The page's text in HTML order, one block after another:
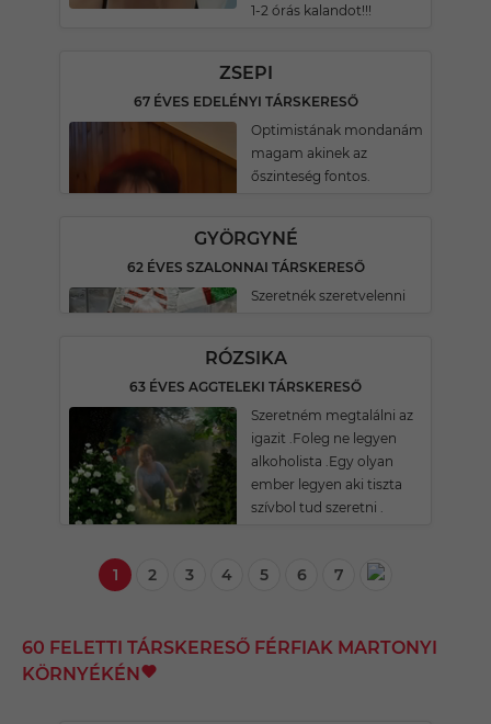
1-2 órás kalandot!!!
ZSEPI
67 ÉVES EDELÉNYI TÁRSKERESŐ
Optimistának mondanám
magam akinek az
őszinteség fontos.
GYÖRGYNÉ
62 ÉVES SZALONNAI TÁRSKERESŐ
Szeretnék szeretvelenni
RÓZSIKA
63 ÉVES AGGTELEKI TÁRSKERESŐ
Szeretném megtalálni az
igazit .Foleg ne legyen
alkoholista .Egy olyan
ember legyen aki tiszta
szívbol tud szeretni .
1 2 3 4 5 6 7
60 FELETTI TÁRSKERESŐ FÉRFIAK MARTONYI
KÖRNYÉKÉN